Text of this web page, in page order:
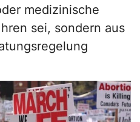
medizinische
sei, sondern aus